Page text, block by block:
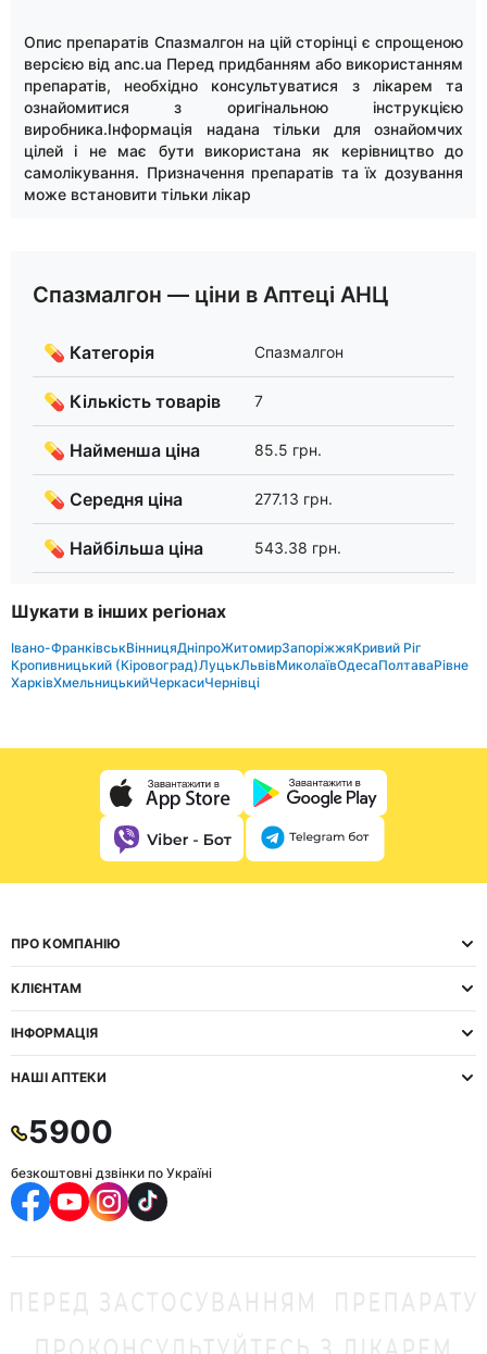
Опис препаратів Спазмалгон на цій сторінці є спрощеною
версією від anc.ua Перед придбанням або використанням
препаратів, необхідно консультуватися з лікарем та
ознайомитися з оригінальною інструкцією
виробника.Інформація надана тільки для ознайомчих
цілей і не має бути використана як керівництво до
самолікування. Призначення препаратів та їх дозування
може встановити тільки лікар
Спазмалгон — ціни в Аптеці АНЦ
💊 Категорія Спазмалгон
💊 Кількість товарів 7
💊 Найменша ціна 85.5 грн.
💊 Середня ціна 277.13 грн.
💊 Найбільша ціна 543.38 грн.
Шукати в інших регіонах
Івано-ФранківськВінницяДніпроЖитомирЗапоріжжяКривий Ріг
Кропивницький (Кіровоград)ЛуцькЛьвівМиколаївОдесаПолтаваРівне
ХарківХмельницькийЧеркасиЧернівці
ПРО КОМПАНІЮ
КЛІЄНТАМ
ІНФОРМАЦІЯ
НАШІ АПТЕКИ
5900
безкоштовні дзвінки по Україні